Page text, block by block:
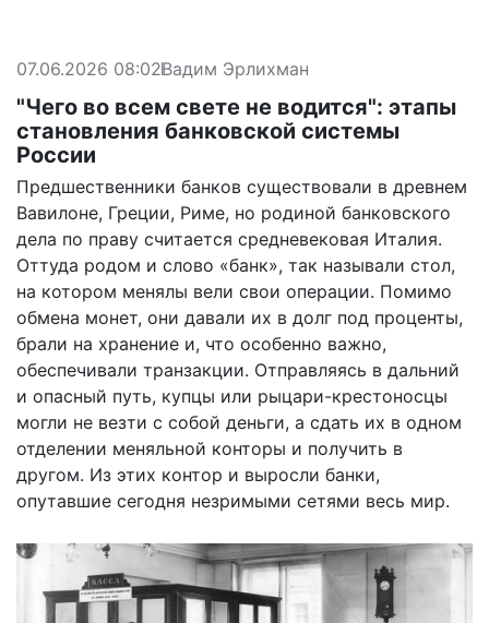
07.06.2026 08:02Вадим Эрлихман
"Чего во всем свете не водится": этапы
становления банковской системы
России
Предшественники банков существовали в древнем
Вавилоне, Греции, Риме, но родиной банковского
дела по праву считается средневековая Италия.
Оттуда родом и слово «банк», так называли стол,
на котором менялы вели свои операции. Помимо
обмена монет, они давали их в долг под проценты,
брали на хранение и, что особенно важно,
обеспечивали транзакции. Отправляясь в дальний
и опасный путь, купцы или рыцари-крестоносцы
могли не везти с собой деньги, а сдать их в одном
отделении меняльной конторы и получить в
другом. Из этих контор и выросли банки,
опутавшие сегодня незримыми сетями весь мир.